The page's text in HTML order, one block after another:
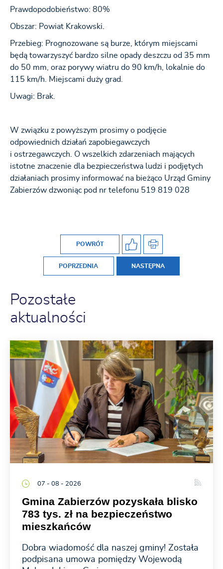
Prawdopodobieństwo: 80%
Obszar: Powiat Krakowski.
Przebieg: Prognozowane są burze, którym miejscami
będą towarzyszyć bardzo silne opady deszczu od 35 mm
do 50 mm, oraz porywy wiatru do 90 km/h, lokalnie do
115 km/h. Miejscami duży grad.
Uwagi: Brak.
W związku z powyższym prosimy o podjęcie
odpowiednich działań zapobiegawczych
i ostrzegawczych. O wszelkich zdarzeniach mających
istotne znaczenie dla bezpieczeństwa ludzi i podjętych
działaniach prosimy informować na bieżąco Urząd Gminy
Zabierzów dzwoniąc pod nr telefonu 519 819 028
POWRÓT
POPRZEDNIA NASTĘPNA
Pozostałe
aktualności
07 - 08 - 2026
Gmina Zabierzów pozyskała blisko
783 tys. zł na bezpieczeństwo
mieszkańców
Dobra wiadomość dla naszej gminy! Została
podpisana umowa pomiędzy Wojewodą